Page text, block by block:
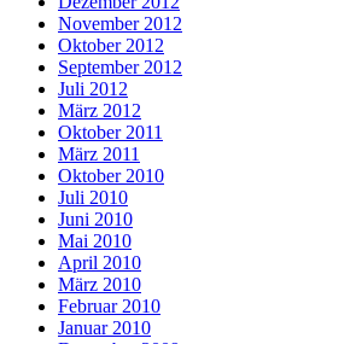
November 2012
Oktober 2012
September 2012
Juli 2012
März 2012
Oktober 2011
März 2011
Oktober 2010
Juli 2010
Juni 2010
Mai 2010
April 2010
März 2010
Februar 2010
Januar 2010